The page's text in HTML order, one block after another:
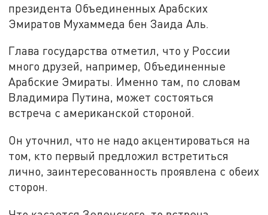
президента Объединенных Арабских
Эмиратов Мухаммеда бен Заида Аль.
Глава государства отметил, что у России
много друзей, например, Объединенные
Арабские Эмираты. Именно там, по словам
Владимира Путина, может состояться
встреча с американской стороной.
Он уточнил, что не надо акцентироваться на
том, кто первый предложил встретиться
лично, заинтересованность проявлена с обеих
сторон.